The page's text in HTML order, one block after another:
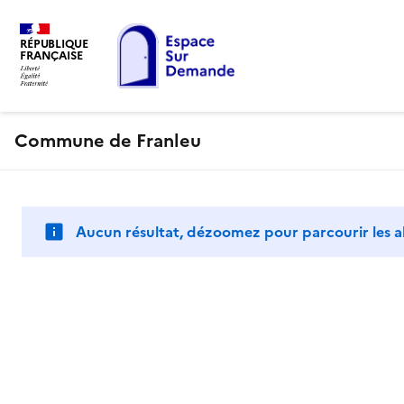
RÉPUBLIQUE
FRANÇAISE
Commune de Franleu
Aucun résultat, dézoomez pour parcourir les